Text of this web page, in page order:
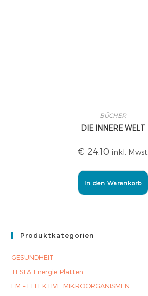
BÜCHER
DIE INNERE WELT
€ 24,10 inkl. Mwst.
In den Warenkorb
Produktkategorien
GESUNDHEIT
TESLA-Energie-Platten
EM – EFFEKTIVE MIKROORGANISMEN